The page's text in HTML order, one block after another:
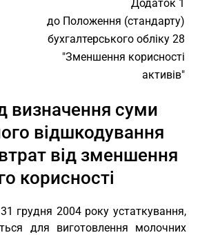
Додаток 1
до Положення (стандарту)
бухгалтерського обліку 28
"Зменшення корисності
активів"
визначення суми
відшкодування
від зменшення
корисності
грудня 2004 року устаткування,
для виготовлення молочних